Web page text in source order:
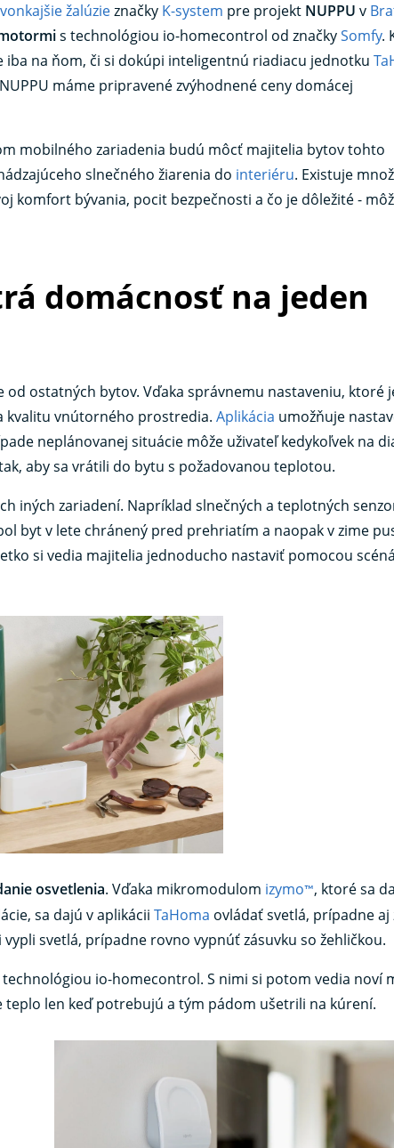
vonkajšie žalúzieznačky K-system pre projekt NUPPU v
s technológiou io-homecontrol od značkySomfy.
na ňom, či si dokúpi inteligentnú riadiacu jednotku
máme pripravené zvýhodnené ceny domácej
mobilného zariadenia budú môcť majitelia bytov tohto
slnečného žiarenia do interiéru. Existuje
komfort bývania, pocit bezpečnosti a čo je dôležité -
domácnosť na jeden
ostatných bytov. Vďaka správnemu nastaveniu, ktoré
kvalitu vnútorného prostredia. Aplikácia umožňuje
neplánovanej situácie môže uživateľ kedykoľvek na
aby sa vrátili do bytu s požadovanou teplotou.
iných zariadení. Napríklad slnečných a teplotných
byt v lete chránený pred prehriatím a naopak v zime
si vedia majitelia jednoducho nastaviť pomocou
osvetlenia. Vďaka mikromodulom izymo ™, ktoré sa
sa dajú v aplikácii TaHoma ovládať svetlá, prípadne aj
svetlá, prípadne rovno vypnúť zásuvku so žehličkou.
technológiou io-homecontrol. S nimi si potom vedia noví
teplo len keď potrebujú a tým pádom ušetrili na kúrení.